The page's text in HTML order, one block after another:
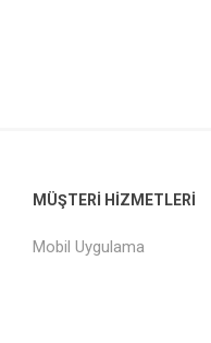
MÜŞTERI HIZMETLERI
Mobil Uygulama